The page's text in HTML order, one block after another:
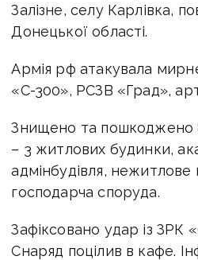
Залізне, селу Карлівка,
Донецької області.
Армія рф атакувала
«С-300», РСЗВ «Град»,
Знищено та пошкоджено 8
– 3 житлових будинки,
адмінбудівля,
господарча споруда.
Зафіксовано удар із ЗРК
Снаряд поцілив в кафе.